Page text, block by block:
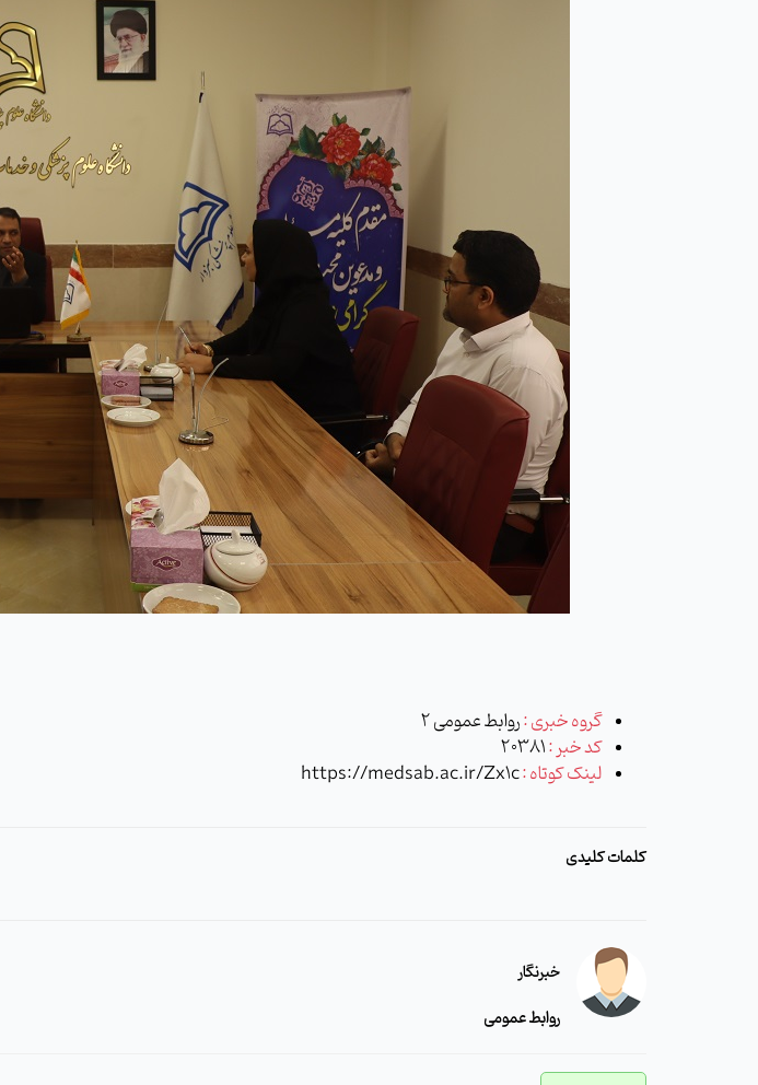
گروه خبری :روابط عمومی 2
کد خبر :20381
لینک کوتاه : https://medsab.ac.ir/Zx1c
کلمات کلیدی
خبرنگار
روابط عمومی